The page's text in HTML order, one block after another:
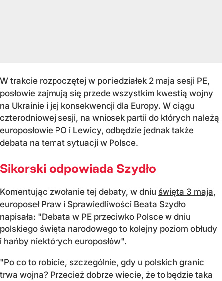
W trakcie rozpoczętej w poniedziałek 2 maja sesji PE,
posłowie zajmują się przede wszystkim kwestią wojny
na Ukrainie i jej konsekwencji dla Europy. W ciągu
czterodniowej sesji, na wniosek partii do których należą
europosłowie PO i Lewicy, odbędzie jednak także
debata na temat sytuacji w Polsce.
Sikorski odpowiada Szydło
Komentując zwołanie tej debaty, w dniu święta 3 maja,
europoseł Praw i Sprawiedliwości Beata Szydło
napisała: "Debata w PE przeciwko Polsce w dniu
polskiego święta narodowego to kolejny poziom obłudy
i hańby niektórych europosłów".
"Po co to robicie, szczególnie, gdy u polskich granic
trwa wojna? Przecież dobrze wiecie, że to będzie taka